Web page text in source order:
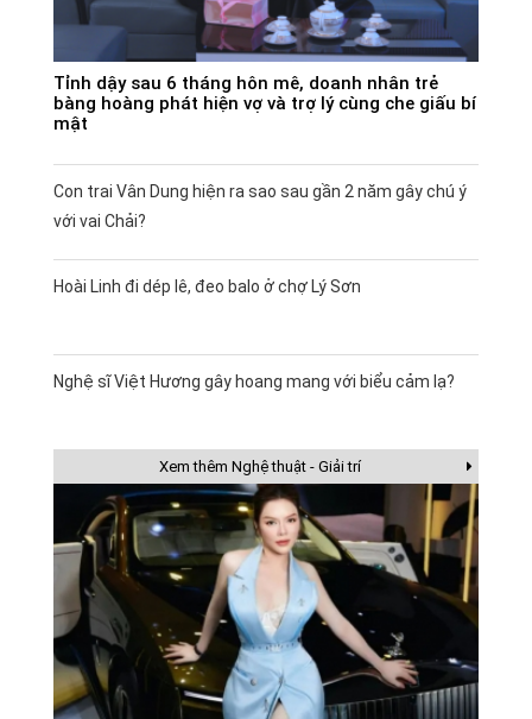
Tỉnh dậy sau 6 tháng hôn mê, doanh nhân trẻ
bàng hoàng phát hiện vợ và trợ lý cùng che giấu bí
mật
Con trai Vân Dung hiện ra sao sau gần 2 năm gây chú ý
với vai Chải?
Hoài Linh đi dép lê, đeo balo ở chợ Lý Sơn
Nghệ sĩ Việt Hương gây hoang mang với biểu cảm lạ?
Xem thêm Nghệ thuật - Giải trí